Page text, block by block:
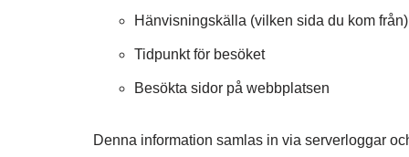
Hänvisningskälla (vilken sida du kom från)
Tidpunkt för besöket
Besökta sidor på webbplatsen
Denna information samlas in via serverloggar